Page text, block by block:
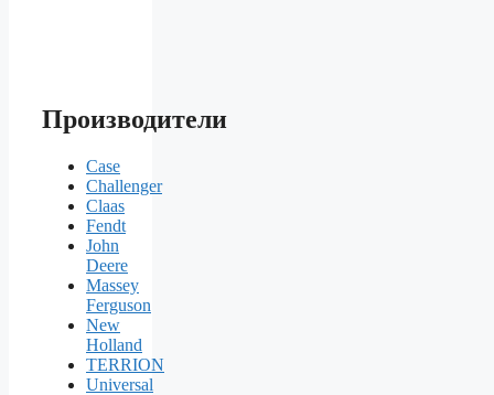
Производители
Case
Challenger
Claas
Fendt
John
Deere
Massey
Ferguson
New
Holland
TERRION
Universal